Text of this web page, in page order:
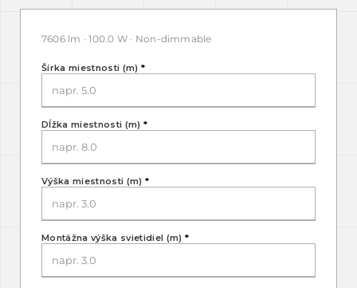
7606 lm · 100.0 W · Non-dimmable
Šírka miestnosti (m) *
Dĺžka miestnosti (m) *
Výška miestnosti (m) *
Montážna výška svietidiel (m) *